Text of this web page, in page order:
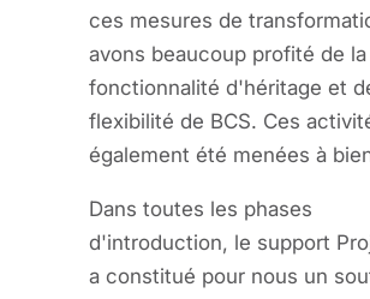
ces mesures de
avons beaucoup profité de la
fonctionnalité d'héritage et
flexibilité de BCS. Ces
également été menées à
Dans toutes les phases
d'introduction, le support
a constitué pour nous un